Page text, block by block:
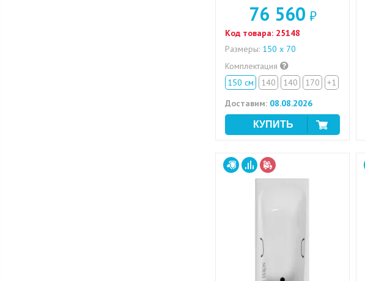
76 560 ₽
Код товара: 25148
Размеры: 150 х 70
Комплектация
150 см
140 140 170
+1
Доставим: 08.08.2026